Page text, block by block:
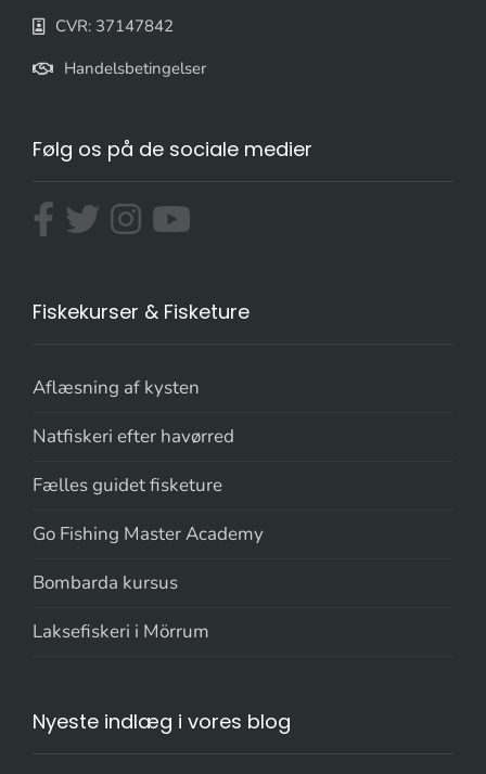
CVR: 37147842
Handelsbetingelser
Følg os på de sociale medier
Fiskekurser & Fisketure
Aflæsning af kysten
Natfiskeri efter havørred
Fælles guidet fisketure
Go Fishing Master Academy
Bombarda kursus
Laksefiskeri i Mörrum
Nyeste indlæg i vores blog